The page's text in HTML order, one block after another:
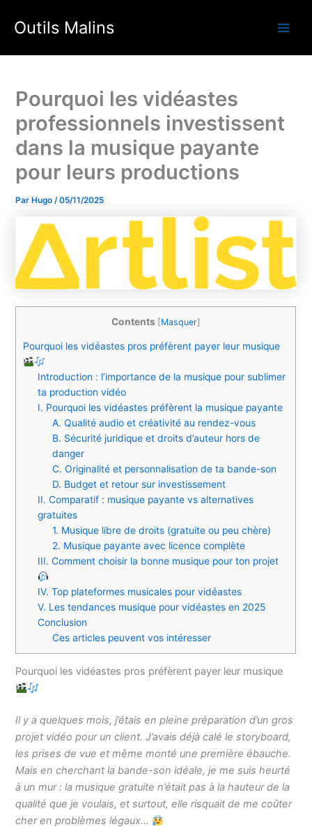
Outils Malins
Pourquoi les vidéastes
professionnels investissent
dans la musique payante
pour leurs productions
ParHugo /05/11/2025
Contents [Masquer]
Pourquoi les vidéastes pros préfèrent payer leur musique
Introduction : l’importance de la musique pour sublimer
ta production vidéo
I. Pourquoi les vidéastes préfèrent la musique payante
A. Qualité audio et créativité au rendez-vous
B. Sécurité juridique et droits d’auteur hors de
danger
C. Originalité et personnalisation de ta bande-son
D. Budget et retour sur investissement
II. Comparatif : musique payante vs alternatives
gratuites
1. Musique libre de droits (gratuite ou peu chère)
2. Musique payante avec licence complète
III. Comment choisir la bonne musique pour ton projet
IV. Top plateformes musicales pour vidéastes
V. Les tendances musique pour vidéastes en 2025
Conclusion
Ces articles peuvent vos intéresser
Pourquoi les vidéastes pros préfèrent payer leur musique
Il y a quelques mois, j’étais en pleine préparation d’un gros
projet vidéo pour un client. J’avais déjà calé le storyboard,
les prises de vue et même monté une première ébauche.
Mais en cherchant la bande-son idéale, je me suis heurté
à un mur : la musique gratuite n’était pas à la hauteur de la
qualité que je voulais, et surtout, elle risquait de me coûter
cher en problèmes légaux…